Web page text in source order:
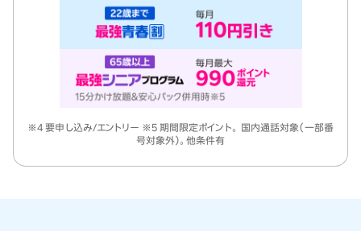
※4 要申し込み/エントリー ※5 期間限定ポイント。 国内通話対象（一部番
号対象外）。他条件有